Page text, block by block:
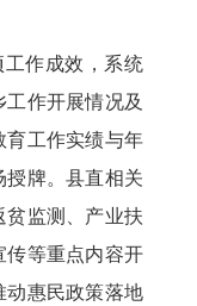
工作成效，系统
作开展情况及
育工作实绩与年
授牌。县直相关
贫监测、产业扶
传等重点内容开
动惠民政策落地